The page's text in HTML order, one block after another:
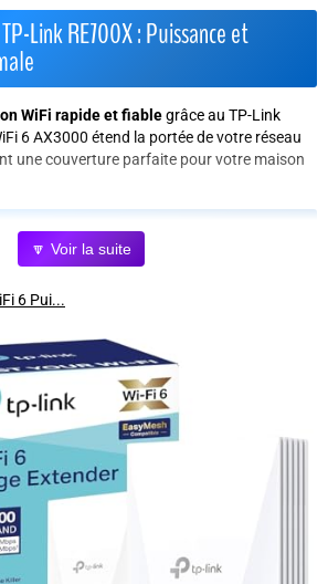
Link RE700X : Puissance et
WiFi rapide et fiablegrâce au TP-Link
6 AX3000 étend la portée de votre réseau
une couverture parfaite pour votre maison
Mbps en 5 GHz et 574 Mbps en 2,4 GHz)
: Connectez vos appareils filaires (PC,
réduire la perte de signal et bénéficier
: Fonctionne avec toutes les box
Freebox, SFR Box) sans besoin de changer
facilement du mode répéteur au mode
branchement Ethernet, idéal pour
réseau WiFi 6.
: Tests réalisés par Les Numériques montrent
509 Mbps en upload à 5 GHz même avec un
🔽 Voir la suite
6 Pui...